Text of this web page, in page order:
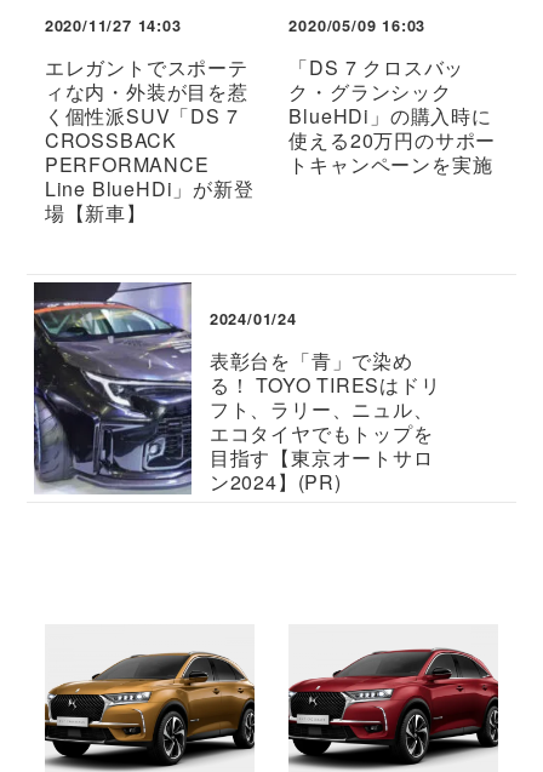
2020/11/27 14:03
エレガントでスポーテ
ィな内・外装が目を惹
く個性派SUV「DS 7
CROSSBACK
PERFORMANCE
Line BlueHDi」が新登
場【新車】
2020/05/09 16:03
「DS 7 クロスバッ
ク・グランシック
BlueHDi」の購入時に
使える20万円のサポー
トキャンペーンを実施
2024/01/24
表彰台を「青」で染め
る！ TOYO TIRESはドリ
フト、ラリー、ニュル、
エコタイヤでもトップを
目指す【東京オートサロ
ン2024】(PR)